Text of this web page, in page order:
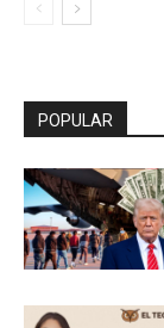
POPULAR